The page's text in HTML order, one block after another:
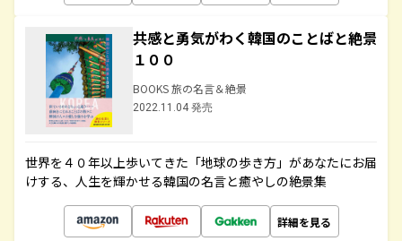
共感と勇気がわく韓国のことばと絶景
１００
BOOKS 旅の名言＆絶景
2022.11.04 発売
世界を４０年以上歩いてきた「地球の歩き方」があなたにお届
けする、人生を輝かせる韓国の名言と癒やしの絶景集
詳細を見る